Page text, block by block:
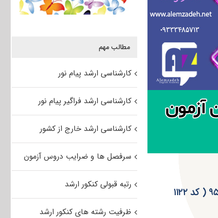
ظرفیت پذیرش رشته مجموعه زبان روسی آزمون کارشناسی ارشد ۹۵ ( کد ۱۱۲۲
مطالب مهم
کارشناسی ارشد پیام نور
کارشناسی ارشد فراگیر پیام نور
کارشناسی ارشد خارج از کشور
سرفصل ها و ضرایب دروس آزمون
رتبه قبولی کنکور ارشد
ظرفیت رشته های کنکور ارشد